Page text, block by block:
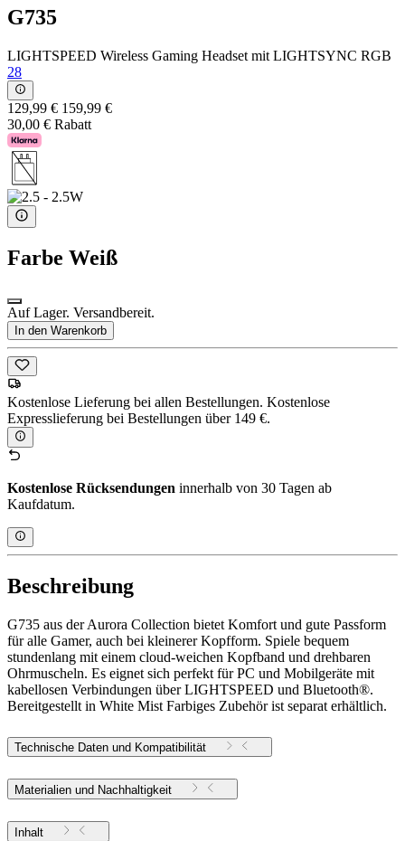
G735
LIGHTSPEED Wireless Gaming Headset mit LIGHTSYNC RGB
28
129,99 € 159,99 €
30,00 € Rabatt
Farbe Weiß
Auf Lager. Versandbereit.
In den Warenkorb
Kostenlose Lieferung bei allen Bestellungen. Kostenlose
Expresslieferung bei Bestellungen über 149 €.
Kostenlose Rücksendungen innerhalb von 30 Tagen ab
Kaufdatum.
Beschreibung
G735 aus der Aurora Collection bietet Komfort und gute Passform
für alle Gamer, auch bei kleinerer Kopfform. Spiele bequem
stundenlang mit einem cloud-weichen Kopfband und drehbaren
Ohrmuscheln. Es eignet sich perfekt für PC und Mobilgeräte mit
kabellosen Verbindungen über LIGHTSPEED und Bluetooth®.
Bereitgestellt in White Mist Farbiges Zubehör ist separat erhältlich.
Technische Daten und Kompatibilität
Materialien und Nachhaltigkeit
Inhalt